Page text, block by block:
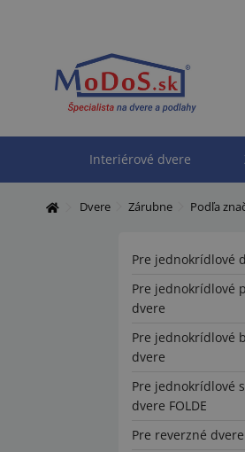
Interiérové dvere
Dvere Zárubne Podľa
Pre jednokrídlové
Pre jednokrídlové
dvere
Pre jednokrídlové
dvere
Pre jednokrídlové
dvere FOLDE
Pre reverzné dvere